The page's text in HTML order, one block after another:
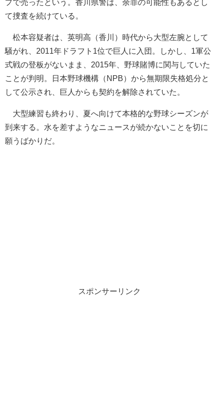
プで売ったという。香川県警は、余罪の可能性もあるとし
て捜査を続けている。
松本容疑者は、英明高（香川）時代から大型左腕として
騒がれ、2011年ドラフト1位で巨人に入団。しかし、1軍公
式戦の登板がないまま、2015年、野球賭博に関与していた
ことが判明。日本野球機構（NPB）から無期限失格処分と
して公示され、巨人からも契約を解除されていた。
大型練習も終わり、夏へ向けて本格的な野球シーズンが
到来する。水を差すようなニュースが続かないことを切に
願うばかりだ。
スポンサーリンク